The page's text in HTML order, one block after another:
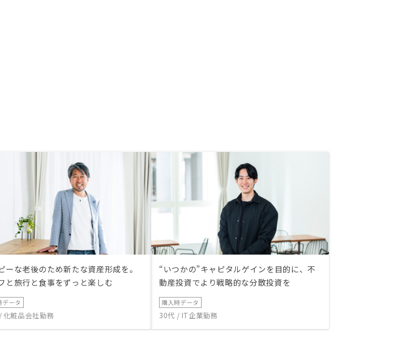
ーな老後のため新たな資産形成を。
と旅行と食事をずっと楽しむ
データ
化粧品会社勤務
“いつかの”キャピタルゲインを目的に、不
動産投資でより戦略的な分散投資を
購入時データ
30代 / IT企業勤務